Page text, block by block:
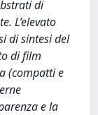
di
L’elevato
di sintesi del
di film
(compatti e
e la